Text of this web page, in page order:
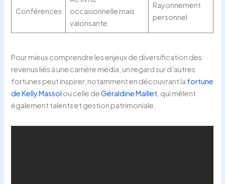
Conférences
occasionnelle mais
valorisante
Rayonnement
personnel
Pour mieux comprendre les enjeux de diversification des
revenus liés à une carrière média, un regard sur d’autres
fortunes peut inspirer, notamment en découvrant la fortune
de Kelly Massol ou celle deGéraldine Maillet , qui mêlent
également talents et gestion patrimoniale.